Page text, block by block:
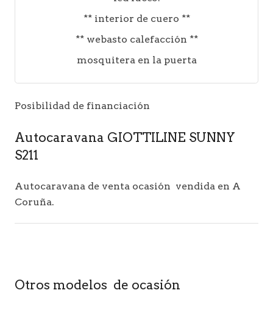
** interior de cuero **
** webasto calefacción **
mosquitera en la puerta
Posibilidad de financiación
Autocaravana GIOTTILINE SUNNY
S211
Autocaravana de venta ocasión vendida en A
Coruña.
Otros modelos de ocasión